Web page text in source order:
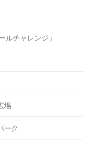
ルチャレンジ」
場
ーク